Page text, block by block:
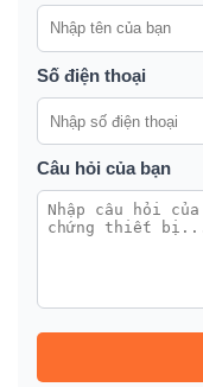
Số điện thoại
Câu hỏi của bạn